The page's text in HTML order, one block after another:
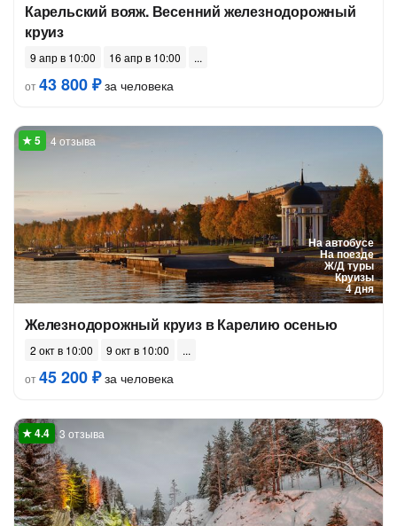
Карельский вояж. Весенний железнодорожный
круиз
9 апр в 10:00
16 апр в 10:00
от43 800 ₽за человека
На автобусе
На поезде
Ж/Д туры
Круизы
4 дня
4 отзыва
Железнодорожный круиз в Карелию осенью
2 окт в 10:00
9 окт в 10:00
от45 200 ₽за человека
3 отзыва